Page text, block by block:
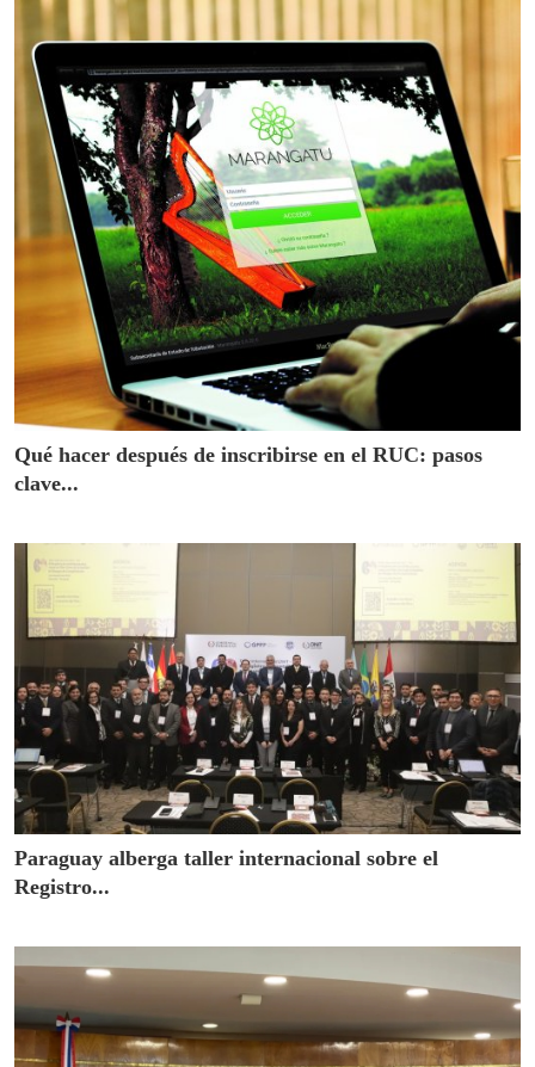
Qué hacer después de inscribirse en el RUC: pasos
clave...
Paraguay alberga taller internacional sobre el
Registro...